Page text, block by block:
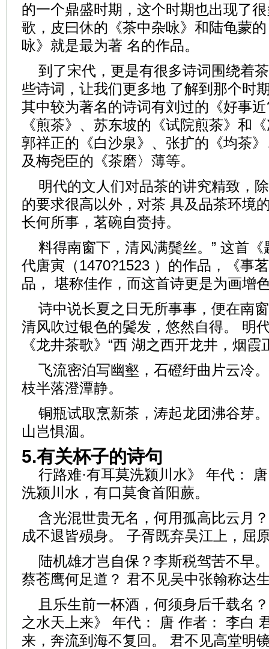
的一个鼎盛时期，这个时期也出现了
歌，皮曰休的《茶中杂咏》和陆龟蒙
咏》就是最为著 名的作品。
到了宋代，更是有很多诗词围绕着
些诗词，让我们更多地 了解到那个时
其中较为著名的诗词有刘过的《好事
《煎茶》、苏东坡的《试院煎茶》和
郭祥正的《白沙泉》、张扩的《均茶
及梅尧臣的《茶磨〉薄等。
明代的文人们对品茶的讲究精致，
的要求很高以外，对茶 具及品茶环境
长何所事，茗碗自赍持。
料得南窗下，清风满鬓丝。” 这首
代唐寅（1470?1523 ）的作品，《事
品， 堪称佳作，而这首诗更是为画增
诗中说长夏之日无所事事，便在南
清风吹过银色的鬓发，悠然自得。 明
《龙井茶歌》“西 湖之西开龙井，烟霞
飞流密泊写幽壑，石磴纡曲片云冷
枝半落澄潭静。
铜瓶试取烹新茶，涛起龙团沸谷芽
山岂惧涸。
5.有关杯子的诗句
行路难·有耳莫洗颍川水》 年代：
洗颍川水，有口莫食首阳蕨。
含光混世贵无名，何用孤高比云月
成不退皆殒身。 子胥既弃吴江上，屈
陆机雄才岂自保？李斯税驾苦不早
蔡苍鹰何足道？ 君不见吴中张翰称达
且乐生前一杯酒，何须身后千载名
之水天上来》 年代： 唐 作者： 李白
来，奔流到海不复回。 君不见高堂明